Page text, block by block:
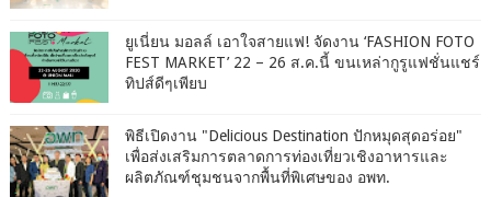
ยูเนี่ยน มอลล์ เอาใจสายแฟ! จัดงาน ‘FASHION FOTO
FEST MARKET’ 22 – 26 ส.ค.นี้ ขนเหล่ากูรูแฟชั่นแชร์
ทิปส์ดีๆเพียบ
พิธีเปิดงาน "Delicious Destination ปักหมุดสุดอร่อย"
เพื่อส่งเสริมการตลาดการท่องเที่ยวเชิงอาหารและ
ผลิตภัณฑ์ชุมชนจากพื้นที่พิเศษของ อพท.